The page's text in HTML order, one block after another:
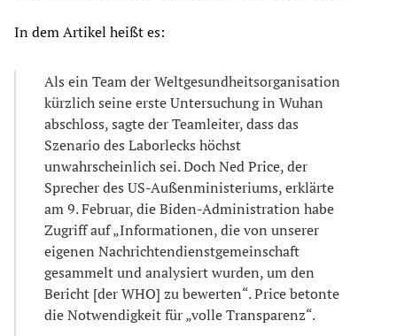
In dem Artikel heißt es:
Als ein Team der Weltgesundheitsorganisation
kürzlich seine erste Untersuchung in Wuhan
abschloss, sagte der Teamleiter, dass das
Szenario des Laborlecks höchst
unwahrscheinlich sei. Doch Ned Price, der
Sprecher des US-Außenministeriums, erklärte
am 9. Februar, die Biden-Administration habe
Zugriff auf „Informationen, die von unserer
eigenen Nachrichtendienstgemeinschaft
gesammelt und analysiert wurden, um den
Bericht [der WHO] zu bewerten“. Price betonte
die Notwendigkeit für „volle Transparenz“.